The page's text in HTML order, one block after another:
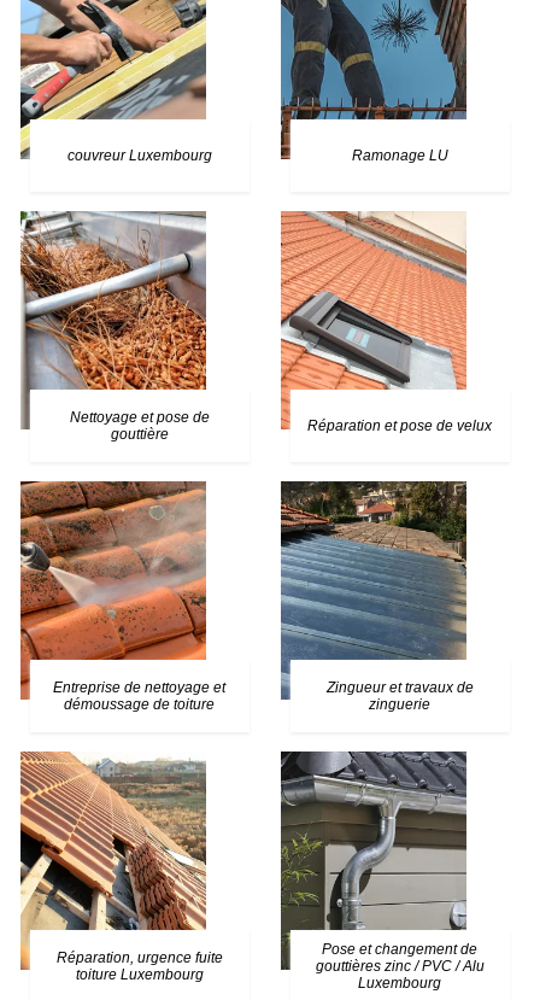
couvreur Luxembourg Ramonage LU
Nettoyage et pose de
gouttière
Réparation et pose de velux
Entreprise de nettoyage et
démoussage de toiture
Zingueur et travaux de
zinguerie
Réparation, urgence fuite
toiture Luxembourg
Pose et changement de
gouttières zinc / PVC / Alu
Luxembourg